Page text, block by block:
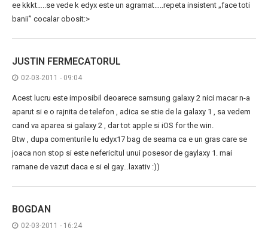
ee kkkt…..se vede k edyx este un agramat…..repeta insistent „face toti
banii” cocalar obosit:>
JUSTIN FERMECATORUL
02-03-2011 - 09:04
Acest lucru este imposibil deoarece samsung galaxy 2 nici macar n-a
aparut si e o rajnita de telefon , adica se stie de la galaxy 1 , sa vedem
cand va aparea si galaxy 2 , dar tot apple si iOS for the win.
Btw , dupa comenturile lu edyx17 bag de seama ca e un gras care se
joaca non stop si este nefericitul unui posesor de gaylaxy 1. mai
ramane de vazut daca e si el gay…laxativ :))
BOGDAN
02-03-2011 - 16:24